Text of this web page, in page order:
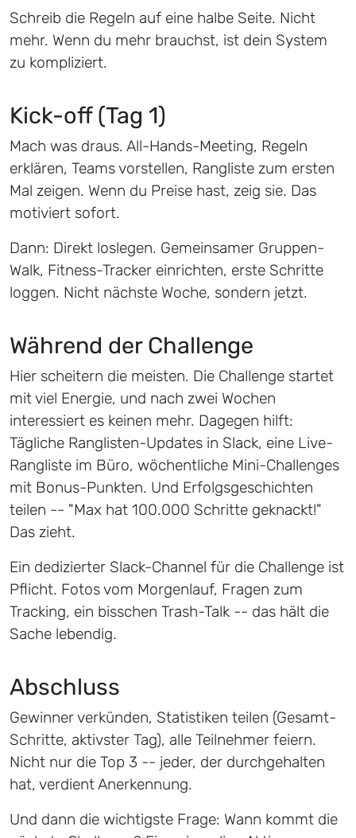
Schreib die Regeln auf eine halbe Seite. Nicht
mehr. Wenn du mehr brauchst, ist dein System
zu kompliziert.
Kick-off (Tag 1)
Mach was draus. All-Hands-Meeting, Regeln
erklären, Teams vorstellen, Rangliste zum ersten
Mal zeigen. Wenn du Preise hast, zeig sie. Das
motiviert sofort.
Dann: Direkt loslegen. Gemeinsamer Gruppen-
Walk, Fitness-Tracker einrichten, erste Schritte
loggen. Nicht nächste Woche, sondern jetzt.
Während der Challenge
Hier scheitern die meisten. Die Challenge startet
mit viel Energie, und nach zwei Wochen
interessiert es keinen mehr. Dagegen hilft:
Tägliche Ranglisten-Updates in Slack, eine Live-
Rangliste im Büro, wöchentliche Mini-Challenges
mit Bonus-Punkten. Und Erfolgsgeschichten
teilen -- "Max hat 100.000 Schritte geknackt!"
Das zieht.
Ein dedizierter Slack-Channel für die Challenge ist
Pflicht. Fotos vom Morgenlauf, Fragen zum
Tracking, ein bisschen Trash-Talk -- das hält die
Sache lebendig.
Abschluss
Gewinner verkünden, Statistiken teilen (Gesamt-
Schritte, aktivster Tag), alle Teilnehmer feiern.
Nicht nur die Top 3 -- jeder, der durchgehalten
hat, verdient Anerkennung.
Und dann die wichtigste Frage: Wann kommt die